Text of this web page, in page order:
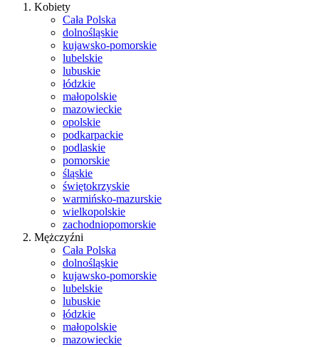
Kobiety
Cała Polska
dolnośląskie
kujawsko-pomorskie
lubelskie
lubuskie
łódzkie
małopolskie
mazowieckie
opolskie
podkarpackie
podlaskie
pomorskie
śląskie
świętokrzyskie
warmińsko-mazurskie
wielkopolskie
zachodniopomorskie
Mężczyźni
Cała Polska
dolnośląskie
kujawsko-pomorskie
lubelskie
lubuskie
łódzkie
małopolskie
mazowieckie